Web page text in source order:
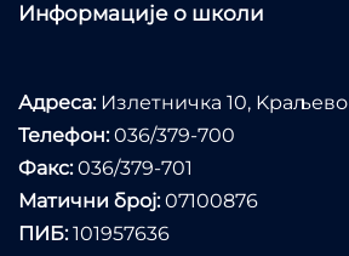
Информације о школи
Адреса:Излетничка 10, Kраљево
Телефон:036/379-700
Факс:036/379-701
Матични број:07100876
ПИБ:101957636